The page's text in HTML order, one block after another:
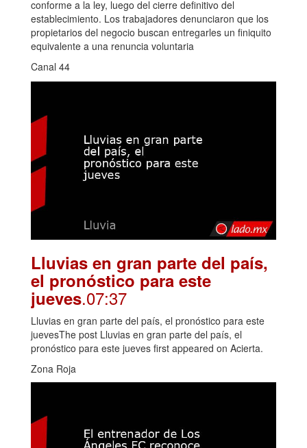
conforme a la ley, luego del cierre definitivo del
establecimiento. Los trabajadores denunciaron que los
propietarios del negocio buscan entregarles un finiquito
equivalente a una renuncia voluntaria
Canal 44
Lluvias en gran parte del país,
el pronóstico para este
jueves.07:37
Lluvias en gran parte del país, el pronóstico para este
juevesThe post Lluvias en gran parte del país, el
pronóstico para este jueves first appeared on Acierta.
Zona Roja